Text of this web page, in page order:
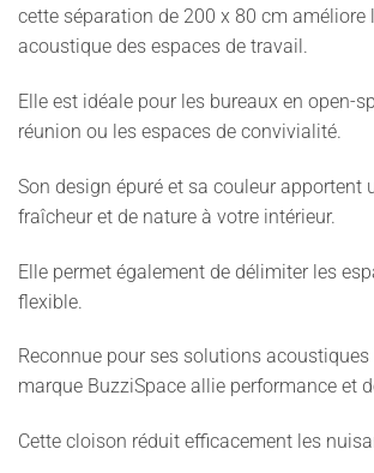
cette séparation de 200 x 80 cm améliore
acoustique des espaces de travail.
Elle est idéale pour les bureaux en open-
réunion ou les espaces de convivialité.
Son design épuré et sa couleur apportent
fraîcheur et de nature à votre intérieur.
Elle permet également de délimiter les
flexible.
Reconnue pour ses solutions
marque BuzziSpace allie performance et
Cette cloison réduit efficacement les